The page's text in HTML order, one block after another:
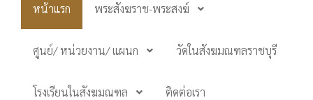
หน้าแรก พระสังฆราช-พระสงฆ์
ศูนย์/ หน่วยงาน/ แผนก วัดในสังฆมณฑลราชบุรี
โรงเรียนในสังฆมณฑล ติดต่อเรา